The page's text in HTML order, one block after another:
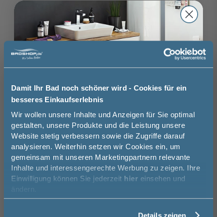
Damit Ihr Bad noch schöner wird - Cookies für ein
besseres Einkaufserlebnis
Wir wollen unsere Inhalte und Anzeigen für Sie optimal
gestalten, unsere Produkte und die Leistung unsere
Website stetig verbessern sowie die Zugriffe darauf
analysieren. Weiterhin setzen wir Cookies ein, um
gemeinsam mit unseren Marketingpartnern relevante
Inhalte und interessengerechte Werbung zu zeigen. Ihre
Einwilligung können Sie jederzeit hier einsehen und
ändern.
Details zeigen
Kunden kauften auch 8
NEU -40%
Burgbad Fiumo 2.0 Handtuchhalter - 35
cm, Weiß Matt, aus Metall, zur seitlichen
99,96 €
LED-
Das könnte Sie auch
interessieren
16
Burgbad Handtuchhalter - 40,5 cm, zur
Jetzt 50 € sparen!
Melde Sie sich hier zu unserem
Newsletter an und sparen Sie
50€* auf Ihre Bestellung!